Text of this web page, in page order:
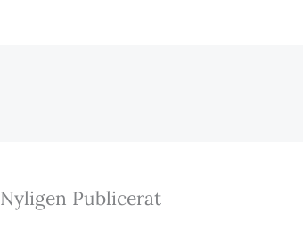
Nyligen Publicerat